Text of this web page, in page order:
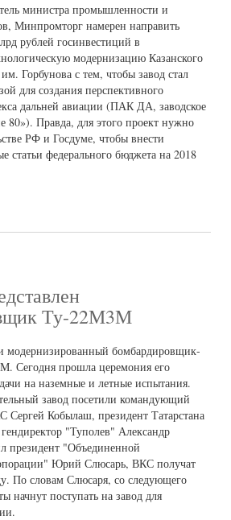
министра промышленности и
Минпромторг намерен направить
рублей госинвестиций в
модернизацию Казанского
Горбунова с тем, чтобы завод стал
для создания перспективного
дальней авиации (ПАК ДА, заводское
80»). Правда, для этого проект нужно
РФ и Госдуме, чтобы внести
статьи федерального бюджета на 2018
Ту-22М3М
модернизированный бомбардировщик-
Сегодня прошла церемония его
на наземные и летные испытания.
завод посетили командующий
Сергей Кобылаш, президент Татарстана
"Туполев" Александр
президент "Объединенной
Юрий Слюсарь, ВКС получат
По словам Слюсаря, со следующего
начнут поступать на завод для